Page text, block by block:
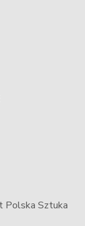
Polska Sztuka